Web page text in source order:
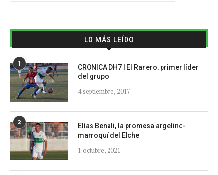
LO MÁS LEÍDO
1
CRONICA DH7 | El Ranero, primer líder
del grupo
4 septiembre, 2017
2
Elías Benali, la promesa argelino-
marroquí del Elche
1 octubre, 2021